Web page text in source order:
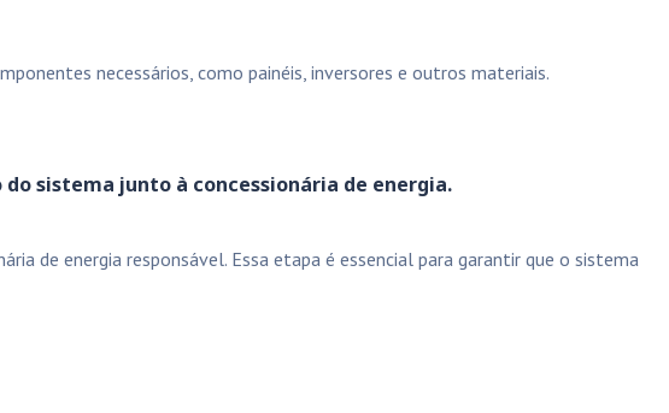
necessários, como painéis, inversores e outros materiais.
sistema junto à concessionária de energia.
de energia responsável. Essa etapa é essencial para garantir que o sistema